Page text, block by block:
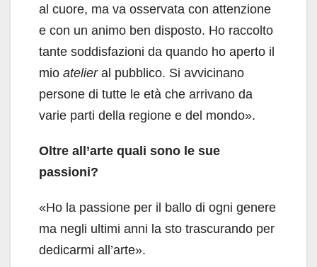
al cuore, ma va osservata con attenzione
e con un animo ben disposto. Ho raccolto
tante soddisfazioni da quando ho aperto il
mio atelier al pubblico. Si avvicinano
persone di tutte le età che arrivano da
varie parti della regione e del mondo».
Oltre all’arte quali sono le sue
passioni?
«Ho la passione per il ballo di ogni genere
ma negli ultimi anni la sto trascurando per
dedicarmi all’arte».